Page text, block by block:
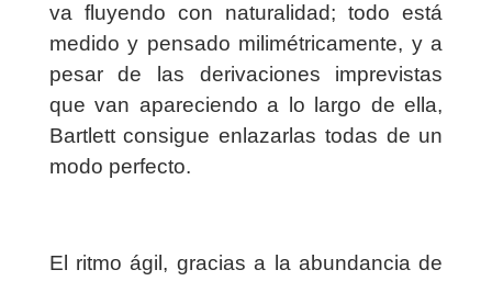
va fluyendo con naturalidad; todo está
medido y pensado milimétricamente, y a
pesar de las derivaciones imprevistas
que van apareciendo a lo largo de ella,
Bartlett consigue enlazarlas todas de un
modo perfecto.
El ritmo ágil, gracias a la abundancia de